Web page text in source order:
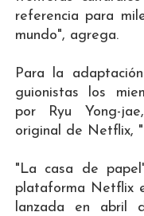
referencia para
mundo", agrega.
Para la
guionistas los
por Ryu Yong-
original de Netflix,
"La casa de
plataforma Netflix
lanzada en abril